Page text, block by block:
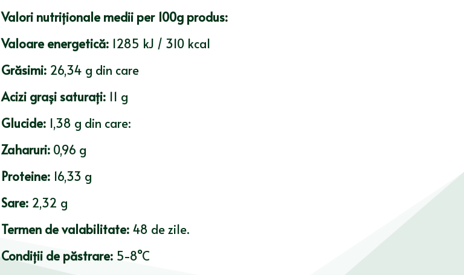
Valori nutriționale medii per 100g produs:
Valoare energetică:1285 kJ / 310 kcal
Grăsimi:26,34 g din care
Acizi grași saturați:11 g
Glucide:1,38 g din care:
Zaharuri:0,96 g
Proteine:16,33 g
Sare:2,32 g
Termen de valabilitate: 48 de zile.
Condiții de păstrare: 5-8°C